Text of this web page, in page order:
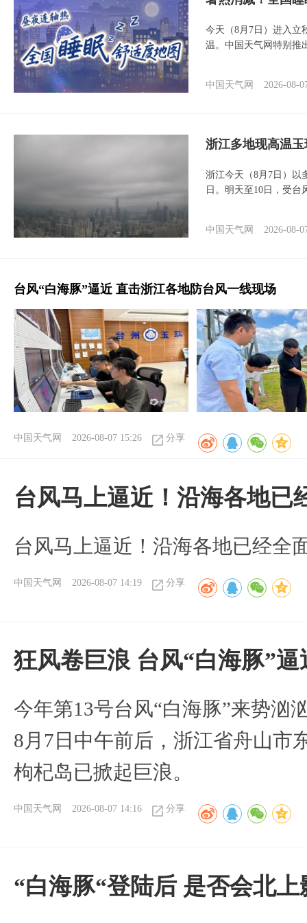
今天（8月7日）进入立
温。中国天气网特别推
中国天气网 2026-08-
浙江多地现高温
浙江今天（8月7日）以
日。明天至10日，受台
中国天气网 2026-08-
台风“白海豚”逼近 直击浙江各地防台风一线现场
中国天气网 2026-08-07 15:26 分享
台风马上逼近！沿海各地已
台风马上逼近！沿海各地已经全
中国天气网 2026-08-07 14:19 分享
狂风卷巨浪 台风“白海豚”
今年第13号台风“白海豚”来势汹
8月7日中午前后，浙江省舟山市
枸杞岛已掀起巨浪。
中国天气网 2026-08-07 14:16 分享
“白海豚“登陆后 是否会北